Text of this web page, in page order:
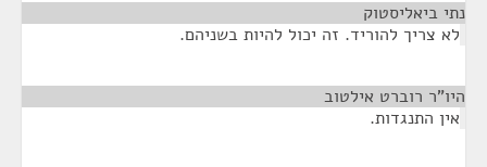
נתי ביאליסטוק
לא צריך להוריד. זה יכול להיות בשניהם.
היו"ר רוברט אילטוב
אין התנגדות.